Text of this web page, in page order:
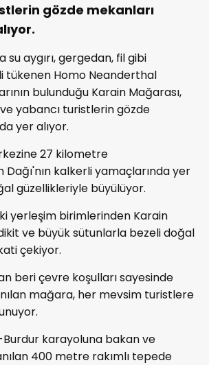
gözde mekanları
su aygırı, gergedan, fil gibi
tükenen Homo Neanderthal
bulunduğu Karain Mağarası,
yabancı turistlerin gözde
yer alıyor.
27 kilometre
Dağı'nın kalkerli yamaçlarında yer
güzellikleriyle büyülüyor.
yerleşim birimlerinden Karain
ve büyük sütunlarla bezeli doğal
çekiyor.
beri çevre koşulları sayesinde
mağara, her mevsim turistlere
karayoluna bakan ve
400 metre rakımlı tepede